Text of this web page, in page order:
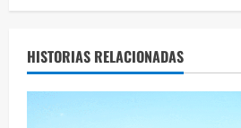
HISTORIAS RELACIONADAS